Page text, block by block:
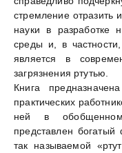
стремление отразить
науки в разработке
среды и, в
является в
загрязнения ртутью.
Книга
практических
ней в
представлен
так называемой